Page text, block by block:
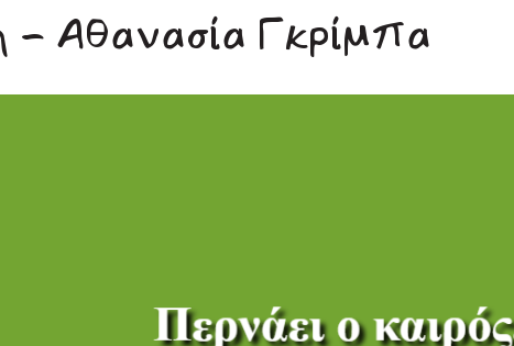
- Αθανασία Γκρίμπα